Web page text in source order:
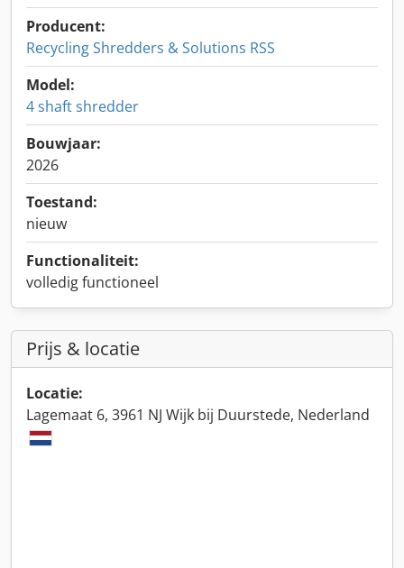
Producent:
Recycling Shredders & Solutions RSS
Model:
4 shaft shredder
Bouwjaar:
2026
Toestand:
nieuw
Functionaliteit:
volledig functioneel
Prijs & locatie
Locatie:
Lagemaat 6, 3961 NJ Wijk bij Duurstede, Nederland